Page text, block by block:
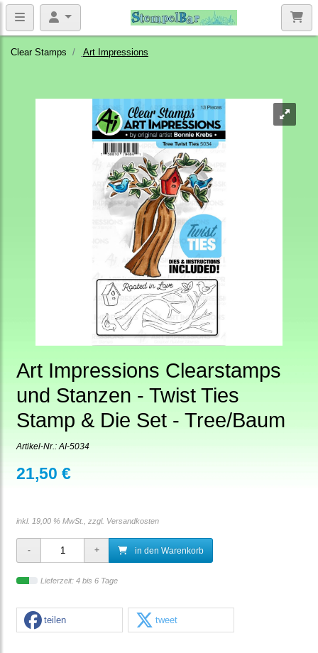
Clear Stamps Art Impressions
Art Impressions Clearstamps
und Stanzen - Twist Ties
Stamp & Die Set - Tree/Baum
Artikel-Nr.: AI-5034
21,50 €
inkl. 19,00 % MwSt., zzgl. Versandkosten
in den Warenkorb
Lieferzeit: 4 bis 6 Tage
teilen tweet